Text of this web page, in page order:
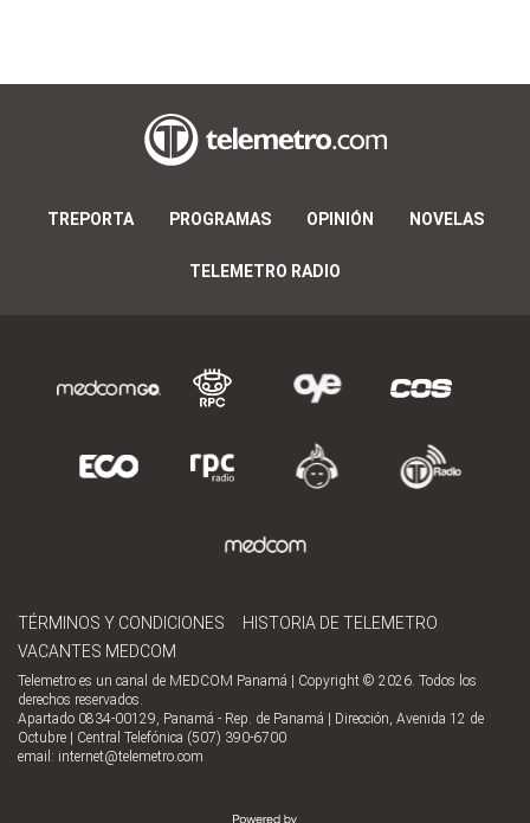
TREPORTA PROGRAMAS OPINIÓN NOVELAS
TELEMETRO RADIO
TÉRMINOS Y CONDICIONES
HISTORIA DE TELEMETRO
VACANTES MEDCOM
Telemetro es un canal de MEDCOM Panamá | Copyright © 2026. Todos los
derechos reservados.
Apartado 0834-00129, Panamá - Rep. de Panamá | Dirección, Avenida 12 de
Octubre | Central Telefónica (507) 390-6700
email: internet@telemetro.com